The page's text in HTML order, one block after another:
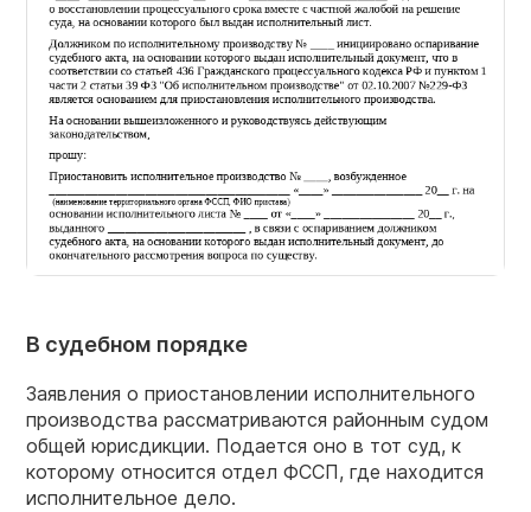
В судебном порядке
Заявления о приостановлении исполнительного
производства рассматриваются районным судом
общей юрисдикции. Подается оно в тот суд, к
которому относится отдел ФССП, где находится
исполнительное дело.